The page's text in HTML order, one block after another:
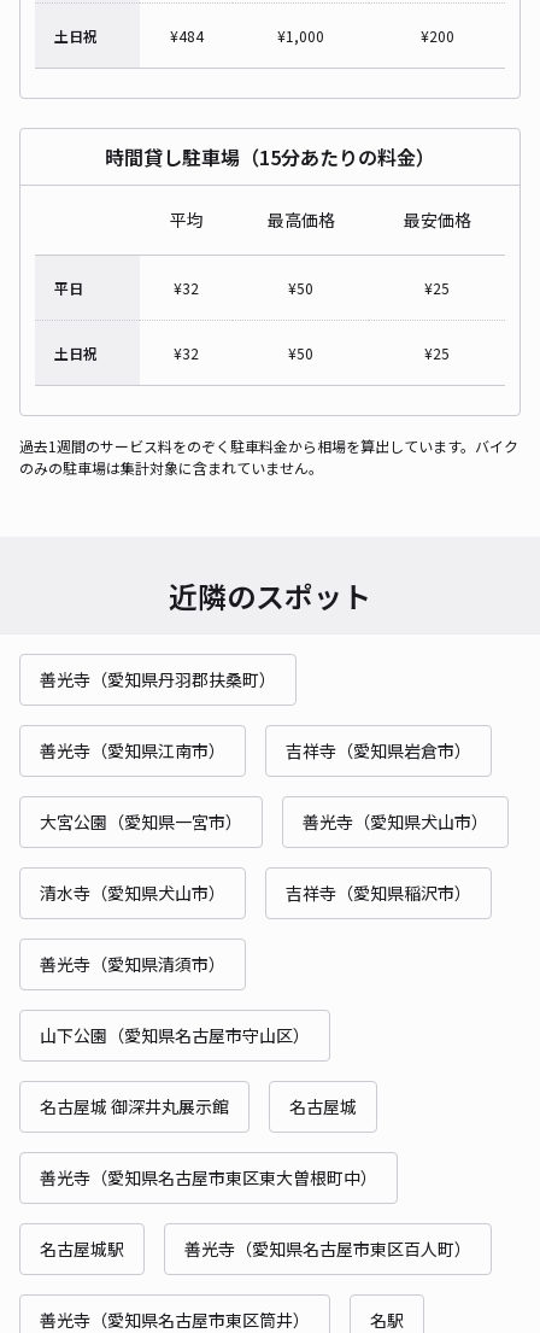
土日祝 ¥484 ¥1,000 ¥200
時間貸し駐車場（15分あたりの料金）
平均 最高価格 最安価格
平日 ¥32 ¥50 ¥25
土日祝 ¥32 ¥50 ¥25
過去1週間のサービス料をのぞく駐車料金から相場を算出しています。バイク
のみの駐車場は集計対象に含まれていません。
近隣のスポット
善光寺（愛知県丹羽郡扶桑町）
善光寺（愛知県江南市） 吉祥寺（愛知県岩倉市）
大宮公園（愛知県一宮市） 善光寺（愛知県犬山市）
清水寺（愛知県犬山市） 吉祥寺（愛知県稲沢市）
善光寺（愛知県清須市）
山下公園（愛知県名古屋市守山区）
名古屋城 御深井丸展示館 名古屋城
善光寺（愛知県名古屋市東区東大曽根町中）
名古屋城駅 善光寺（愛知県名古屋市東区百人町）
善光寺（愛知県名古屋市東区筒井） 名駅